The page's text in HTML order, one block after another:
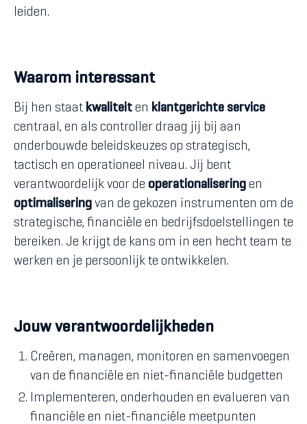
leiden.
Waarom interessant
Bij hen staat kwaliteit en klantgerichte service
centraal, en als controller draag jij bij aan
onderbouwde beleidskeuzes op strategisch,
tactisch en operationeel niveau. Jij bent
verantwoordelijk voor de operationalisering en
optimalisering van de gekozen instrumenten om de
strategische, financiële en bedrijfsdoelstellingen te
bereiken. Je krijgt de kans om in een hecht team te
werken en je persoonlijk te ontwikkelen.
Jouw verantwoordelijkheden
Creëren, managen, monitoren en samenvoegen
van de financiële en niet-financiële budgetten
Implementeren, onderhouden en evalueren van
financiële en niet-financiële meetpunten